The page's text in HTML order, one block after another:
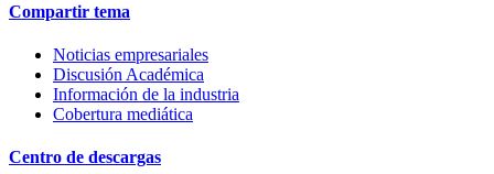
Compartir tema
Noticias empresariales
Discusión Académica
Información de la industria
Cobertura mediática
Centro de descargas